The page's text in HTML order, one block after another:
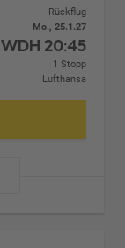
Rückflug
Mo., 25.1.27
WDH 20:45
1 Stopp
Lufthansa